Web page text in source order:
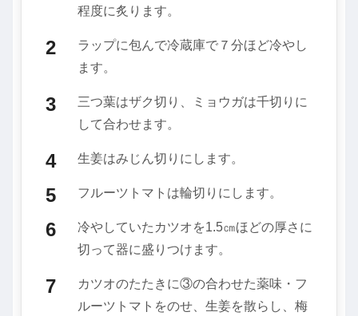
程度に炙ります。
ラップに包んで冷蔵庫で７分ほど冷やし
ます。
三つ葉はザク切り、ミョウガは千切りに
して合わせます。
生姜はみじん切りにします。
フルーツトマトは輪切りにします。
冷やしていたカツオを1.5㎝ほどの厚さに
切って器に盛りつけます。
カツオのたたきに③の合わせた薬味・フ
ルーツトマトをのせ、生姜を散らし、梅